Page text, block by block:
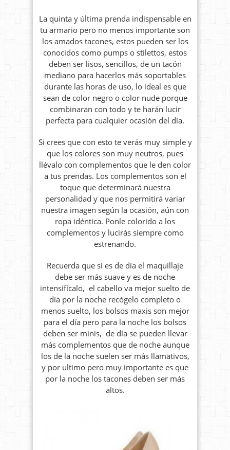
La quinta y última prenda indispensable en
tu armario pero no menos importante son
los amados tacones, estos pueden ser los
conocidos como pumps o stilettos, estos
deben ser lisos, sencillos, de un tacón
mediano para hacerlos más soportables
durante las horas de uso, lo ideal es que
sean de color negro o color nude porque
combinaran con todo y te harán lucir
perfecta para cualquier ocasión del día.
Si crees que con esto te verás muy simple y
que los colores son muy neutros, pues
llévalo con complementos que le den color
a tus prendas. Los complementos son el
toque que determinará nuestra
personalidad y que nos permitirá variar
nuestra imagen según la ocasión, aún con
ropa idéntica. Ponle colorido a los
complementos y lucirás siempre como
estrenando.
Recuerda que si es de día el maquillaje
debe ser más suave y es de noche
intensifícalo, el cabello va mejor suelto de
día por la noche recógelo completo o
menos suelto, los bolsos maxis son mejor
para el día pero para la noche los bolsos
deben ser minis, de día se pueden llevar
más complementos que de noche aunque
los de la noche suelen ser más llamativos,
y por ultimo pero muy importante es que
por la noche los tacones deben ser más
altos.